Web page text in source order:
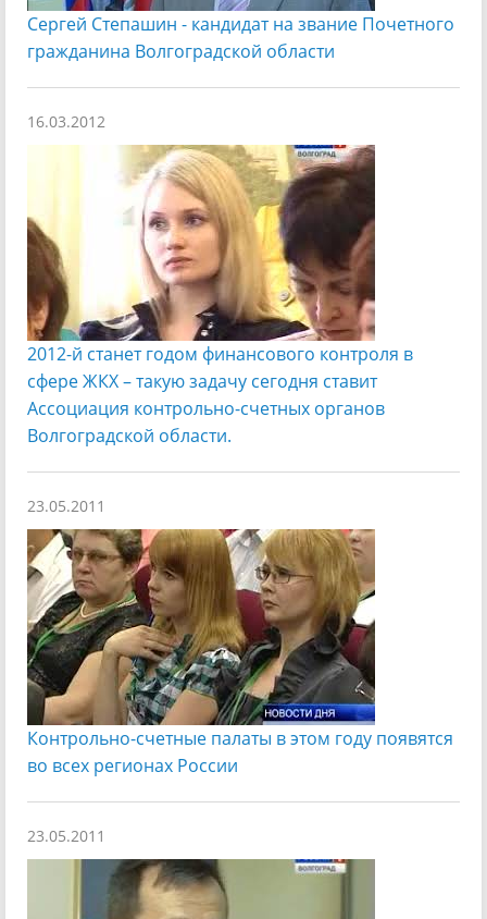
Сергей Степашин - кандидат на звание Почетного
гражданина Волгоградской области
16.03.2012
2012-й станет годом финансового контроля в
сфере ЖКХ – такую задачу сегодня ставит
Ассоциация контрольно-счетных органов
Волгоградской области.
23.05.2011
Контрольно-счетные палаты в этом году появятся
во всех регионах России
23.05.2011